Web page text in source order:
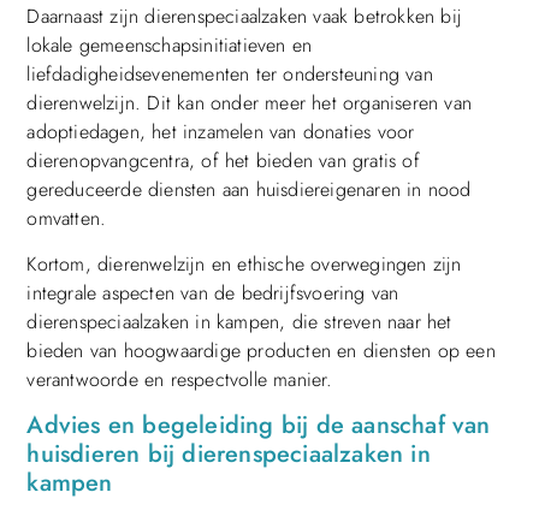
Daarnaast zijn dierenspeciaalzaken vaak betrokken bij
lokale gemeenschapsinitiatieven en
liefdadigheidsevenementen ter ondersteuning van
dierenwelzijn. Dit kan onder meer het organiseren van
adoptiedagen, het inzamelen van donaties voor
dierenopvangcentra, of het bieden van gratis of
gereduceerde diensten aan huisdiereigenaren in nood
omvatten.
Kortom, dierenwelzijn en ethische overwegingen zijn
integrale aspecten van de bedrijfsvoering van
dierenspeciaalzaken in kampen, die streven naar het
bieden van hoogwaardige producten en diensten op een
verantwoorde en respectvolle manier.
Advies en begeleiding bij de aanschaf van
huisdieren bij dierenspeciaalzaken in
kampen